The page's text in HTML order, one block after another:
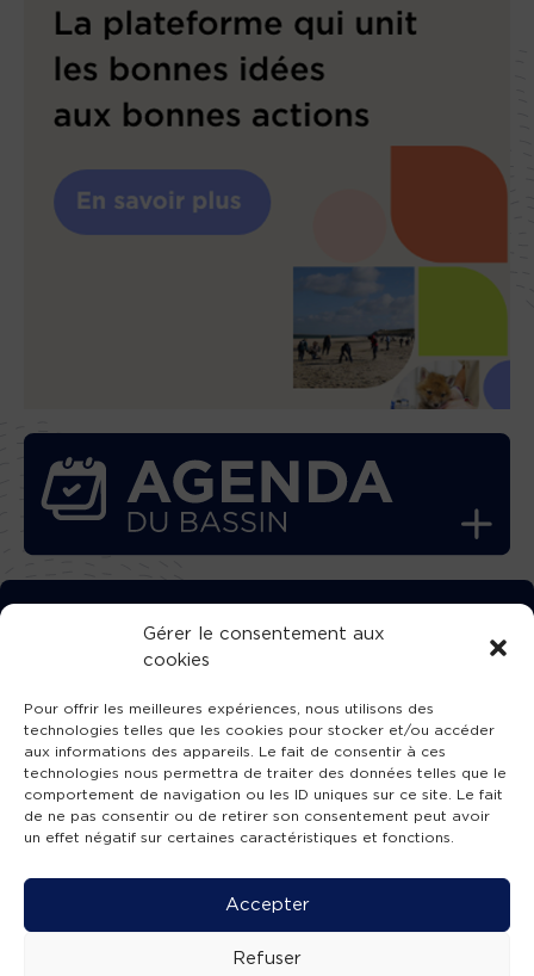
Gérer le consentement aux
cookies
Pour offrir les meilleures expériences, nous utilisons des
technologies telles que les cookies pour stocker et/ou accéder
aux informations des appareils. Le fait de consentir à ces
technologies nous permettra de traiter des données telles que le
comportement de navigation ou les ID uniques sur ce site. Le fait
de ne pas consentir ou de retirer son consentement peut avoir
un effet négatif sur certaines caractéristiques et fonctions.
Accepter
Refuser
TÉLÉCHARGEZ GRATUITEMENT
L’APPLICATION TVBA !
SUIVEZ-NOUS !
Mentions légales -Accessibilité